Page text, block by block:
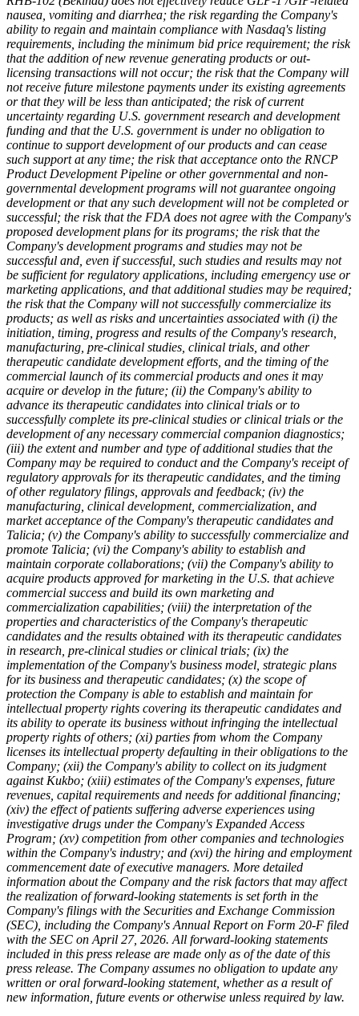
nausea, vomiting and diarrhea; the risk regarding the Company's
ability to regain and maintain compliance with Nasdaq's listing
requirements, including the minimum bid price requirement; the risk
that the addition of new revenue generating products or out-
licensing transactions will not occur; the risk that the Company will
not receive future milestone payments under its existing agreements
or that they will be less than anticipated; the risk of current
uncertainty regarding U.S. government research and development
funding and that the U.S. government is under no obligation to
continue to support development of our products and can cease
such support at any time; the risk that acceptance onto the RNCP
Product Development Pipeline or other governmental and non-
governmental development programs will not guarantee ongoing
development or that any such development will not be completed or
successful; the risk that the FDA does not agree with the Company's
proposed development plans for its programs; the risk that the
Company's development programs and studies may not be
successful and, even if successful, such studies and results may not
be sufficient for regulatory applications, including emergency use or
marketing applications, and that additional studies may be required;
the risk that the Company will not successfully commercialize its
products; as well as risks and uncertainties associated with (i) the
initiation, timing, progress and results of the Company's research,
manufacturing, pre-clinical studies, clinical trials, and other
therapeutic candidate development efforts, and the timing of the
commercial launch of its commercial products and ones it may
acquire or develop in the future; (ii) the Company's ability to
advance its therapeutic candidates into clinical trials or to
successfully complete its pre-clinical studies or clinical trials or the
development of any necessary commercial companion diagnostics;
(iii) the extent and number and type of additional studies that the
Company may be required to conduct and the Company's receipt of
regulatory approvals for its therapeutic candidates, and the timing
of other regulatory filings, approvals and feedback; (iv) the
manufacturing, clinical development, commercialization, and
market acceptance of the Company's therapeutic candidates and
Talicia; (v) the Company's ability to successfully commercialize and
promote Talicia; (vi) the Company's ability to establish and
maintain corporate collaborations; (vii) the Company's ability to
acquire products approved for marketing in the U.S. that achieve
commercial success and build its own marketing and
commercialization capabilities; (viii) the interpretation of the
properties and characteristics of the Company's therapeutic
candidates and the results obtained with its therapeutic candidates
in research, pre-clinical studies or clinical trials; (ix) the
implementation of the Company's business model, strategic plans
for its business and therapeutic candidates; (x) the scope of
protection the Company is able to establish and maintain for
intellectual property rights covering its therapeutic candidates and
its ability to operate its business without infringing the intellectual
property rights of others; (xi) parties from whom the Company
licenses its intellectual property defaulting in their obligations to the
Company; (xii) the Company's ability to collect on its judgment
against Kukbo; (xiii) estimates of the Company's expenses, future
revenues, capital requirements and needs for additional financing;
(xiv) the effect of patients suffering adverse experiences using
investigative drugs under the Company's Expanded Access
Program; (xv) competition from other companies and technologies
within the Company's industry; and (xvi) the hiring and employment
commencement date of executive managers. More detailed
information about the Company and the risk factors that may affect
the realization of forward-looking statements is set forth in the
Company's filings with the Securities and Exchange Commission
(SEC), including the Company's Annual Report on Form 20-F filed
with the SEC on April 27, 2026. All forward-looking statements
included in this press release are made only as of the date of this
press release. The Company assumes no obligation to update any
written or oral forward-looking statement, whether as a result of
new information, future events or otherwise unless required by law.